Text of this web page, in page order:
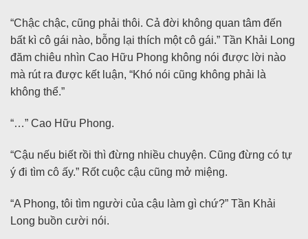
“Chậc chậc, cũng phải thôi. Cả đời không quan tâm đến
bất kì cô gái nào, bỗng lại thích một cô gái.” Tần Khải Long
đăm chiêu nhìn Cao Hữu Phong không nói được lời nào
mà rút ra được kết luận, “Khó nói cũng không phải là
không thể.”
“…” Cao Hữu Phong.
“Cậu nếu biết rồi thì đừng nhiều chuyện. Cũng đừng có tự
ý đi tìm cô ấy.” Rốt cuộc cậu cũng mở miệng.
“A Phong, tôi tìm người của cậu làm gì chứ?” Tần Khải
Long buồn cười nói.